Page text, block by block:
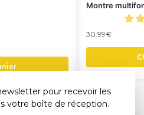
Montre
30.99€
pour recevoir les
votre boîte de réception.